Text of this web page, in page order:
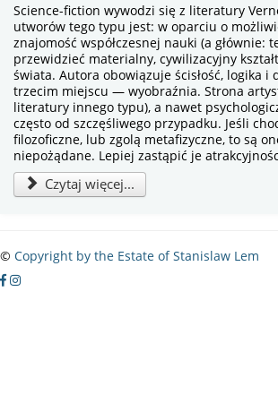
Science-fiction wywodzi się z literatury
utworów tego typu jest: w oparciu o
znajomość współczesnej nauki (a głównie:
przewidzieć materialny, cywilizacyjny
świata. Autora obowiązuje ścisłość, logika i
trzecim miejscu — wyobraźnia. Strona
literatury innego typu), a nawet
często od szczęśliwego przypadku. Jeśli
filozoficzne, lub zgolą metafizyczne, to są
niepożądane. Lepiej zastąpić je
Czytaj więcej...
© Copyright by the Estate of Stanislaw Lem